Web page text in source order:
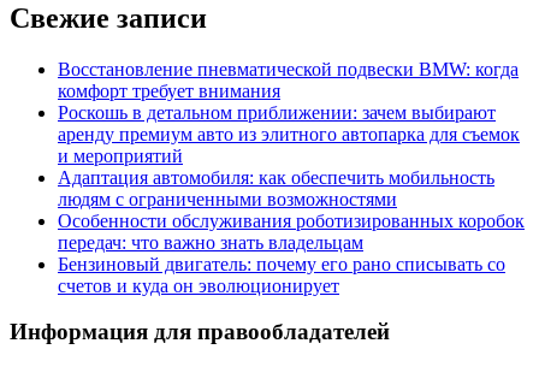
Свежие записи
Восстановление пневматической подвески BMW: когда
комфорт требует внимания
Роскошь в детальном приближении: зачем выбирают
аренду премиум авто из элитного автопарка для съемок
и мероприятий
Адаптация автомобиля: как обеспечить мобильность
людям с ограниченными возможностями
Особенности обслуживания роботизированных коробок
передач: что важно знать владельцам
Бензиновый двигатель: почему его рано списывать со
счетов и куда он эволюционирует
Информация для правообладателей